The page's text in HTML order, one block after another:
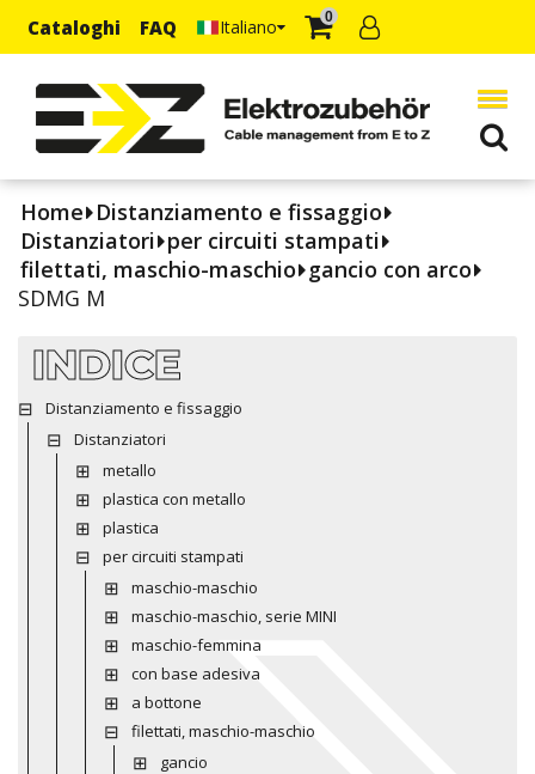
Cataloghi FAQ Italiano 0
Home Distanziamento e fissaggio
Distanziatori per circuiti stampati
filettati, maschio-maschio gancio con arco
SDMG M
INDICE
Distanziamento e fissaggio
Distanziatori
metallo
plastica con metallo
plastica
per circuiti stampati
maschio-maschio
maschio-maschio, serie MINI
maschio-femmina
con base adesiva
a bottone
filettati, maschio-maschio
gancio